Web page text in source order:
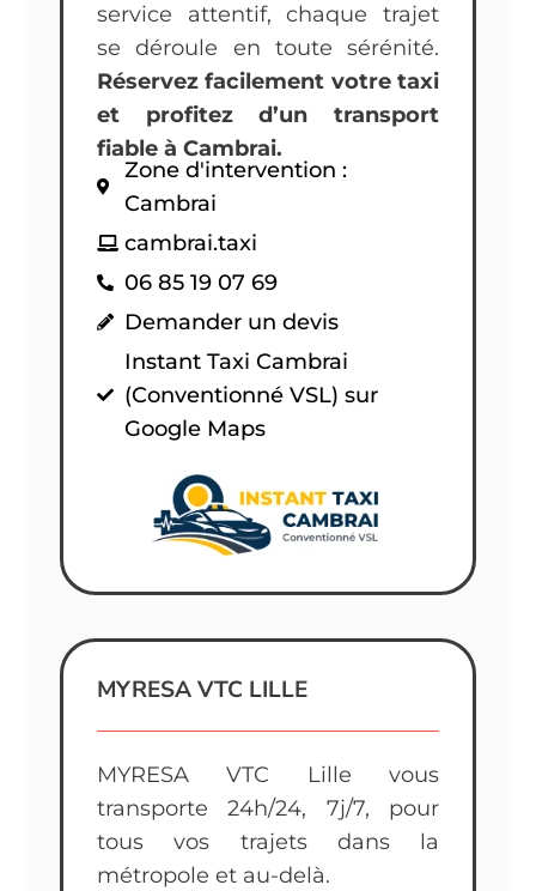
service attentif, chaque trajet
se déroule en toute sérénité.
Réservez facilement votre taxi
et profitez d’un transport
fiable à Cambrai.
Zone d'intervention :
Cambrai
cambrai.taxi
06 85 19 07 69
Demander un devis
Instant Taxi Cambrai
(Conventionné VSL) sur
Google Maps
MYRESA VTC LILLE
MYRESA VTC Lille vous
transporte 24h/24, 7j/7, pour
tous vos trajets dans la
métropole et au-delà.